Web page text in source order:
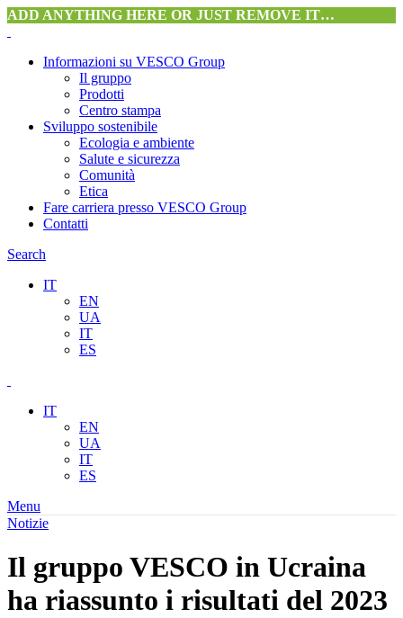
ADD ANYTHING HERE OR JUST REMOVE IT…
Informazioni su VESCO Group
Il gruppo
Prodotti
Centro stampa
Sviluppo sostenibile
Ecologia e ambiente
Salute e sicurezza
Comunità
Etica
Fare carriera presso VESCO Group
Contatti
Search
IT
EN
UA
IT
ES
IT
EN
UA
IT
ES
Menu
Notizie
Il gruppo VESCO in Ucraina
ha riassunto i risultati del 2023